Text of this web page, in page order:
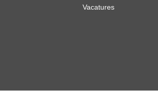
Vacatures